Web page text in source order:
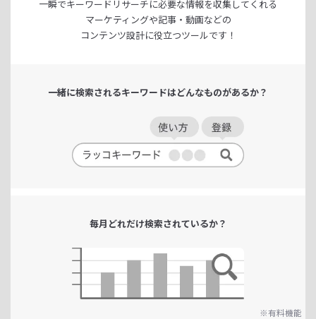
一瞬でキーワードリサーチに必要な情報を収集してくれる
マーケティングや記事・動画などの
コンテンツ設計に役立つツールです！
一緒に検索されるキーワードはどんなものがあるか？
毎月どれだけ検索されているか？
※有料機能